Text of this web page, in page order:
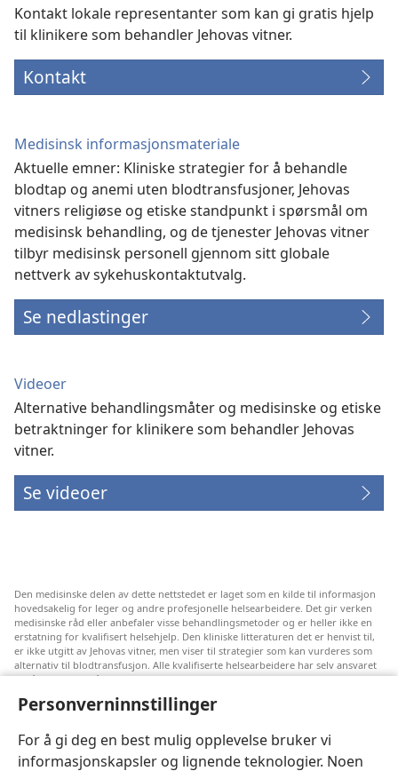
Personverninnstillinger
For å gi deg en best mulig opplevelse bruker vi
informasjonskapsler og lignende teknologier. Noen
Kontakt lokale representanter som kan gi gratis hjelp
til klinikere som behandler Jehovas vitner.
Kontakt
Medisinsk informasjonsmateriale
Aktuelle emner: Kliniske strategier for å behandle
blodtap og anemi uten blodtransfusjoner, Jehovas
vitners religiøse og etiske standpunkt i spørsmål om
medisinsk behandling, og de tjenester Jehovas vitner
tilbyr medisinsk personell gjennom sitt globale
nettverk av sykehuskontaktutvalg.
Se nedlastinger
Videoer
Alternative behandlingsmåter og medisinske og etiske
betraktninger for klinikere som behandler Jehovas
vitner.
Se videoer
Den medisinske delen av dette nettstedet er laget som en kilde til informasjon
hovedsakelig for leger og andre profesjonelle helsearbeidere. Det gir verken
medisinske råd eller anbefaler visse behandlingsmetoder og er heller ikke en
erstatning for kvalifisert helsehjelp. Den kliniske litteraturen det er henvist til,
er ikke utgitt av Jehovas vitner, men viser til strategier som kan vurderes som
alternativ til blodtransfusjon. Alle kvalifiserte helsearbeidere har selv ansvaret
for å følge med på ny informasjon, drøfte alternative behandlingsmetoder og
verdier og tro. Ikke alle strategiene som er nevnt, passer for eller godtas av
Pasienter: Søk alltid råd fra legen din eller annet kvalifisert helsepersonell om
helseproblemer og behandlingsmetoder. Oppsøk lege hvis du mistenker at du